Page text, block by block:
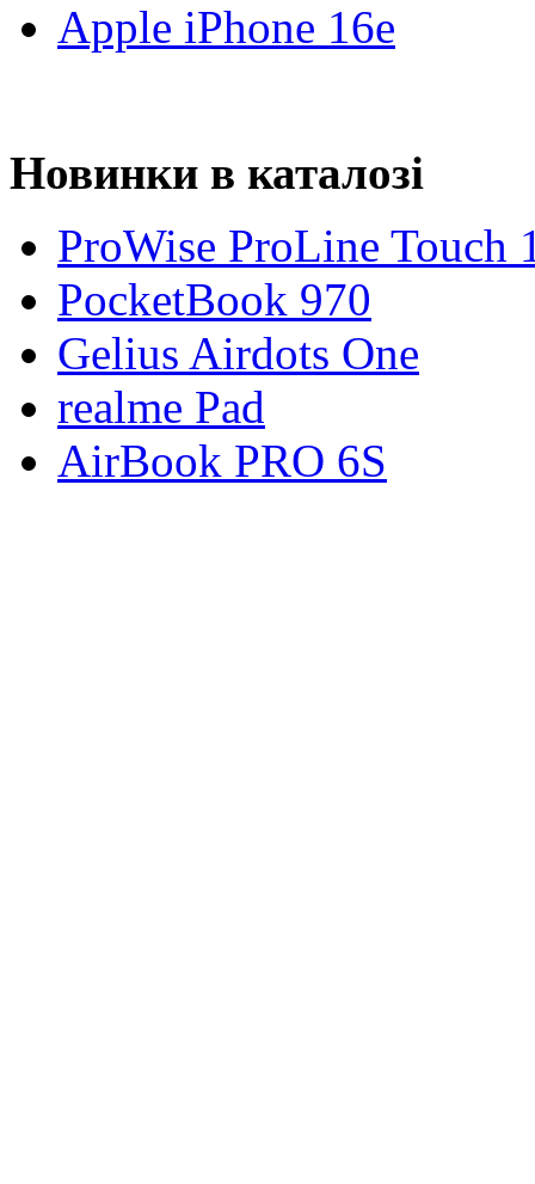
Apple iPhone 16e
Новинки в каталозі
ProWise ProLine Touch
PocketBook 970
Gelius Airdots One
realme Pad
AirBook PRO 6S